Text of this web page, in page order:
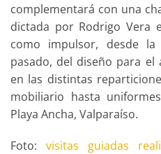
complementará con una
dictada por Rodrigo Vera
como impulsor, desde
pasado, del diseño para
en las distintas
mobiliario hasta
Playa Ancha, Valparaíso.
Foto: visitas guiadas